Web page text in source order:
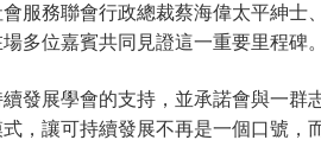
服務聯會行政總裁蔡海偉太平紳士
多位嘉賓共同見證這一重要里程碑。
發展學會的支持，並承諾會與一
，讓可持續發展不再是一個口號，